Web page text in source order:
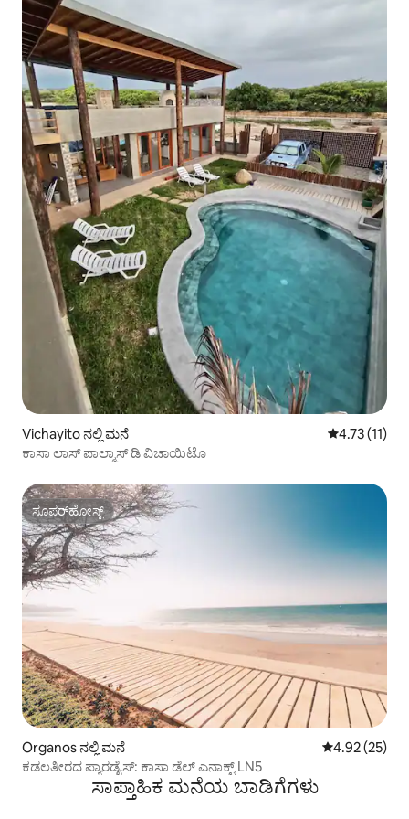
Vichayito ನಲ್ಲಿ ಮನೆ 5 ರಲ್ಲಿ 4.73
4.73 (11)
ಕಾಸಾ ಲಾಸ್ ಪಾಲ್ಮಾಸ್ ಡಿ ವಿಚಾಯಿಟೊ
ಸೂಪರ್‌ಹೋಸ್ಟ್
ಸೂಪರ್‌ಹೋಸ್ಟ್
Organos ನಲ್ಲಿ ಮನೆ 5 ರಲ್ಲಿ 4.92
4.92 (25)
ಕಡಲತೀರದ ಪ್ಯಾರಡೈಸ್: ಕಾಸಾ ಡೆಲ್ ಎನಾಕ್ಟ್ LN5
ಸಾಪ್ತಾಹಿಕ ಮನೆಯ ಬಾಡಿಗೆಗಳು